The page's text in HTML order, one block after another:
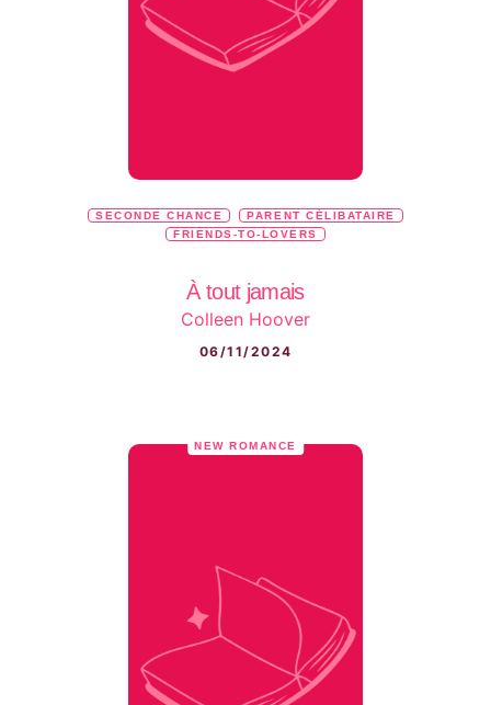
SECONDE CHANCE
PARENT CÉLIBATAIRE
FRIENDS-TO-LOVERS
À tout jamais
Colleen Hoover
06/11/2024
NEW ROMANCE